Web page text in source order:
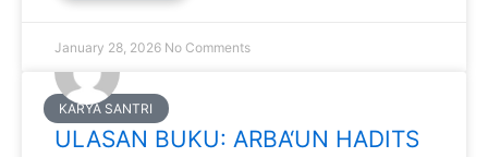
January 28, 2026 No Comments
KARYA SANTRI
ULASAN BUKU: ARBA‘UN HADITS